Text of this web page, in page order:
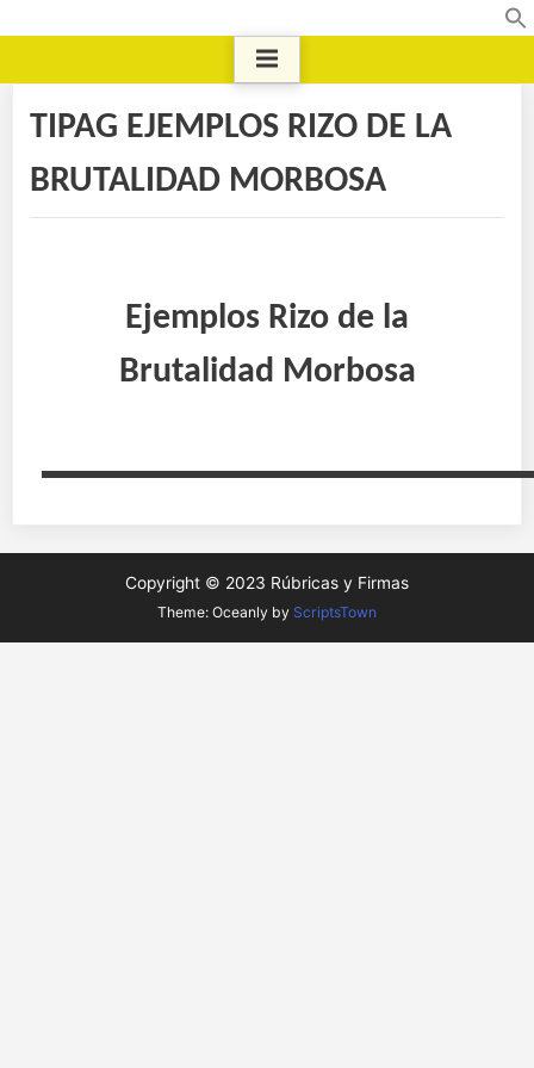
TIPAG EJEMPLOS RIZO DE LA
BRUTALIDAD MORBOSA
Ejemplos Rizo de la
Brutalidad Morbosa
Copyright © 2023 Rúbricas y Firmas
Theme: Oceanly by ScriptsTown